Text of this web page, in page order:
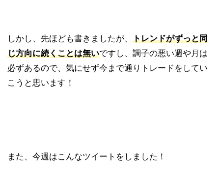
しかし、先ほども書きましたが、 トレンドがずっと同
じ方向に続くことは無いですし、調子の悪い週や月は
必ずあるので、気にせず今まで通りトレードをしてい
こうと思います！
また、今週はこんなツイートをしました！